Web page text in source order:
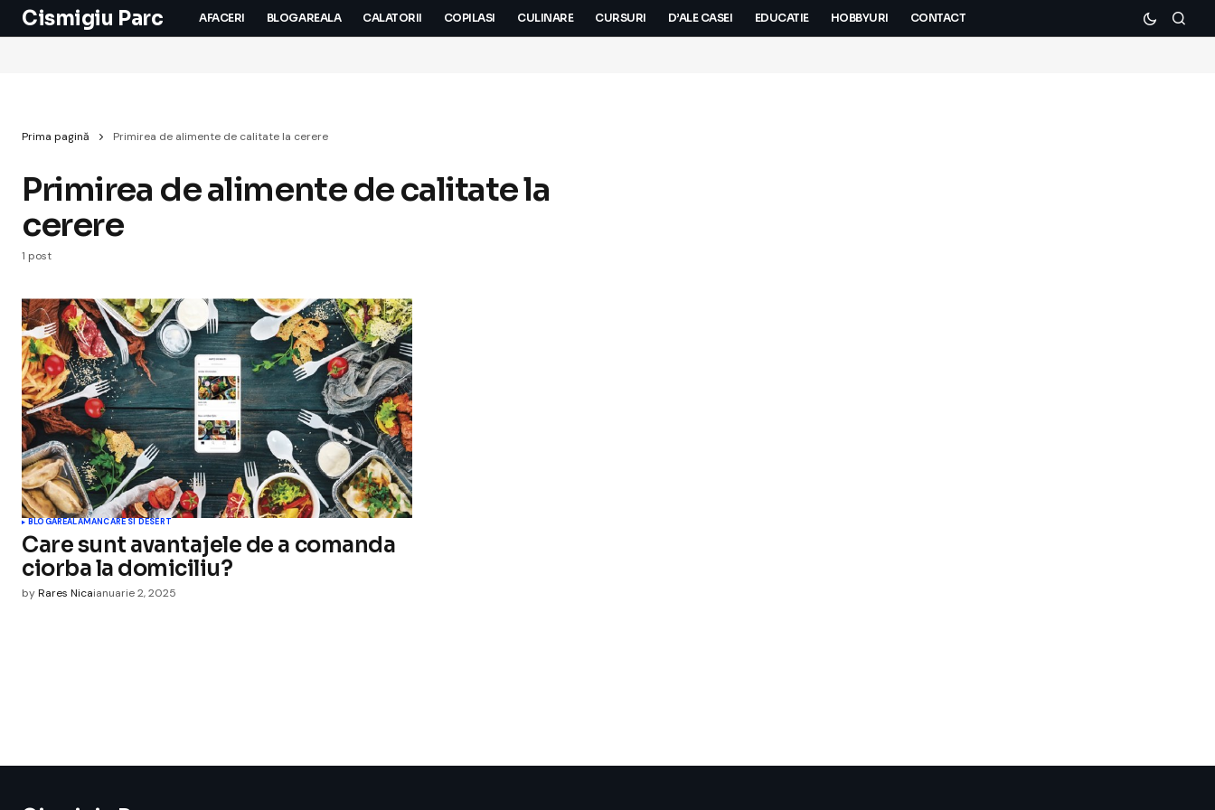
Cismigiu Parc AFACERI BLOGAREALA CALATORII COPILASI CULINARE CURSURI D’ALE CASEI EDUCATIE HOBBYURI CONTACT
Prima pagină Primirea de alimente de calitate la cerere
Primirea de alimente de calitate la
cerere
1 post
BLOGAREALAMANCARE SI DESERT
Care sunt avantajele de a comanda
ciorba la domiciliu?
byRares Nicaianuarie 2, 2025